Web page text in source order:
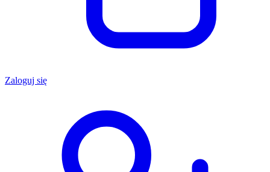
Zaloguj się